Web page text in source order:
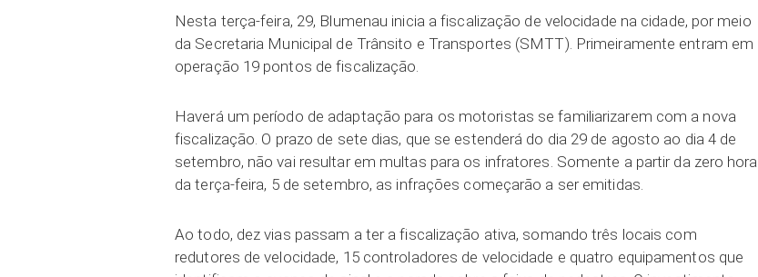
Nesta terça-feira, 29, Blumenau inicia a fiscalização de velocidade na cidade, por meio
da Secretaria Municipal de Trânsito e Transportes (SMTT). Primeiramente entram em
operação 19 pontos de fiscalização.
Haverá um período de adaptação para os motoristas se familiarizarem com a nova
fiscalização. O prazo de sete dias, que se estenderá do dia 29 de agosto ao dia 4 de
setembro, não vai resultar em multas para os infratores. Somente a partir da zero hora
da terça-feira, 5 de setembro, as infrações começarão a ser emitidas.
Ao todo, dez vias passam a ter a fiscalização ativa, somando três locais com
redutores de velocidade, 15 controladores de velocidade e quatro equipamentos que